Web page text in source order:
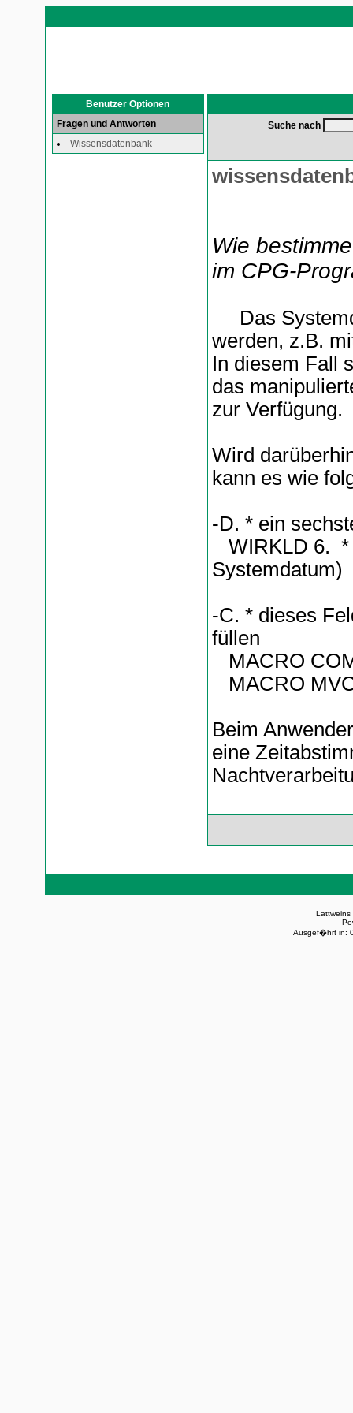
Benutzer Optionen
Fragen und Antworten
Wissensdatenbank
Suche nach
Wie
im CPG-
Das
werden, z.B.
In diesem Fall
das
zur Verfügung.
Wird
kann es wie
-D. * ein
WIRKLD 6. *
Systemdatum)
-C. * dieses
füllen
MACRO
MACRO
Beim
eine
Lattweins
Ausgef�hrt in: